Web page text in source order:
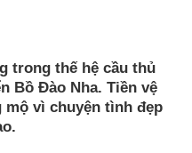
trong thế hệ cầu thủ
Bồ Đào Nha. Tiền vệ
vì chuyện tình đẹp